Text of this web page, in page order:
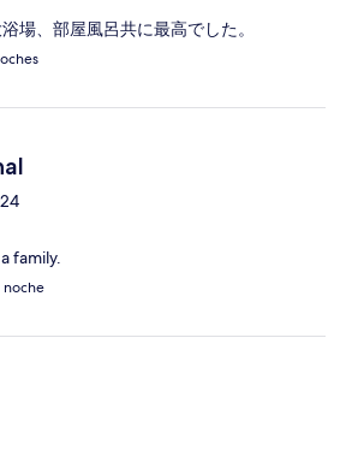
場、部屋風呂共に最高でした。
family.
noche